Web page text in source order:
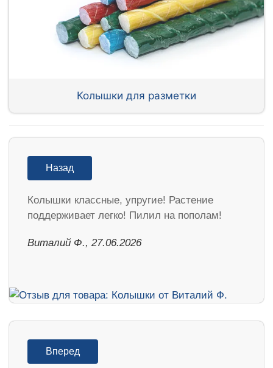
Колышки для разметки
Назад
Колышки классные, упругие! Растение
поддерживает легко! Пилил на пополам!
Виталий Ф., 27.06.2026
Вперед